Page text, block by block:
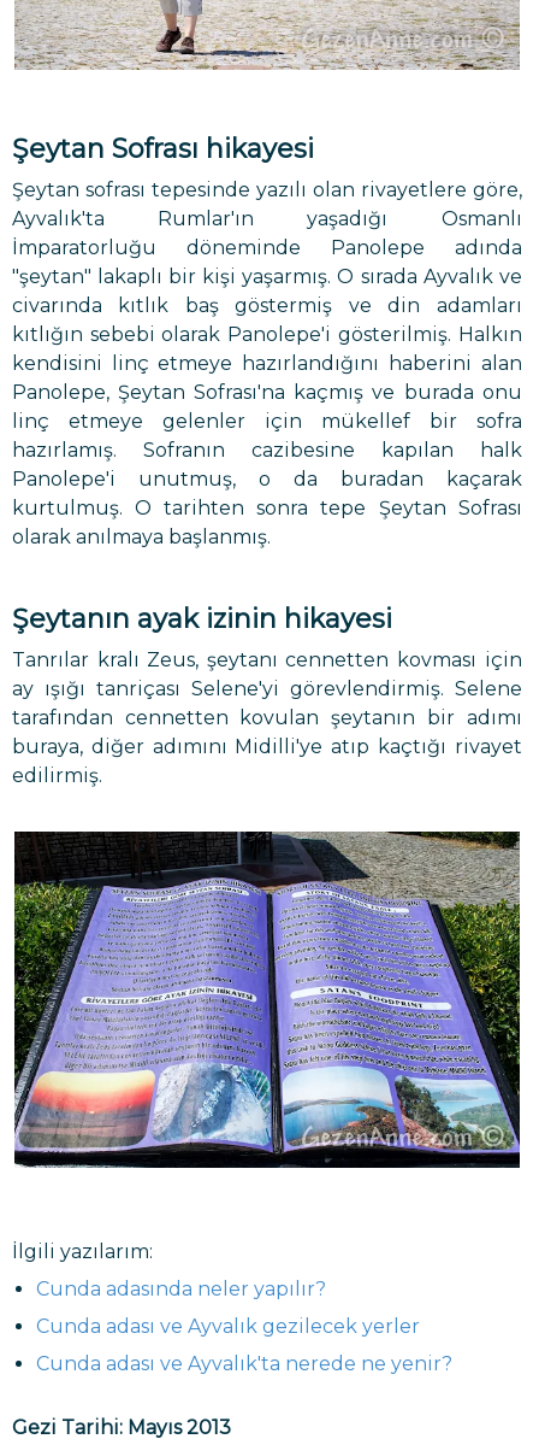
Şeytan Sofrası hikayesi
Şeytan sofrası tepesinde yazılı olan rivayetlere göre,
Ayvalık'ta Rumlar'ın yaşadığı Osmanlı
İmparatorluğu döneminde Panolepe adında
"şeytan" lakaplı bir kişi yaşarmış. O sırada Ayvalık ve
civarında kıtlık baş göstermiş ve din adamları
kıtlığın sebebi olarak Panolepe'i gösterilmiş. Halkın
kendisini linç etmeye hazırlandığını haberini alan
Panolepe, Şeytan Sofrası'na kaçmış ve burada onu
linç etmeye gelenler için mükellef bir sofra
hazırlamış. Sofranın cazibesine kapılan halk
Panolepe'i unutmuş, o da buradan kaçarak
kurtulmuş. O tarihten sonra tepe Şeytan Sofrası
olarak anılmaya başlanmış.
Şeytanın ayak izinin hikayesi
Tanrılar kralı Zeus, şeytanı cennetten kovması için
ay ışığı tanriçası Selene'yi görevlendirmiş. Selene
tarafından cennetten kovulan şeytanın bir adımı
buraya, diğer adımını Midilli'ye atıp kaçtığı rivayet
edilirmiş.
İlgili yazılarım:
Cunda adasında neler yapılır?
Cunda adası ve Ayvalık gezilecek yerler
Cunda adası ve Ayvalık'ta nerede ne yenir?
Gezi Tarihi: Mayıs 2013